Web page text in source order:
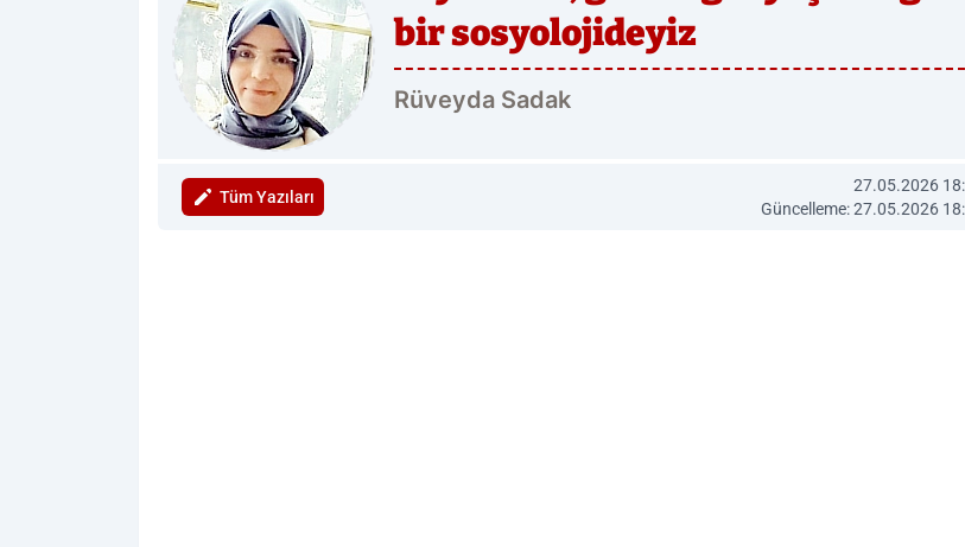
bir sosyolojideyiz
Rüveyda Sadak
Tüm Yazıları
27.05.2026
Güncelleme: 27.05.2026